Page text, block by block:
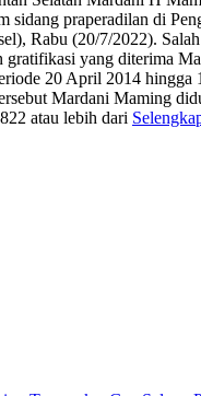
sidang praperadilan di
Rabu (20/7/2022).
gratifikasi yang diterima
20 April 2014 hingga
Mardani Maming
atau lebih dari